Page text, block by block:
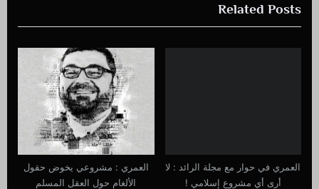
v
i
o
t
t
P
Related Posts
العمري في حوار مع مجلة الرائد : لا
أرى أي مشروع إسلامي !
العمري : مشروعي يخوض حقول
الألغام حول العقل المسلم